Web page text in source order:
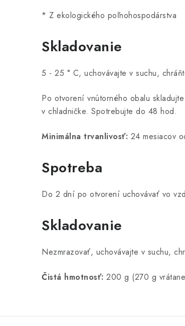
* Z ekologického poľnohospodárstva
Skladovanie
5 - 25 ° C, uchovávajte v suchu,
Po otvorení vnútorného obalu
v chladničke. Spotrebujte do 48 hod.
Minimálna trvanlivosť: 24 mesiacov
Spotreba
Do 2 dní po otvorení uchovávať vo
Skladovanie
Nezmrazovať, uchovávajte v suchu,
Čistá hmotnosť: 200 g (270 g